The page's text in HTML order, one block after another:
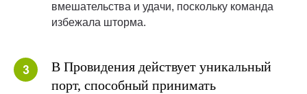
вмешательства и удачи, поскольку команда
избежала шторма.
В Провидения действует уникальный
порт, способный принимать